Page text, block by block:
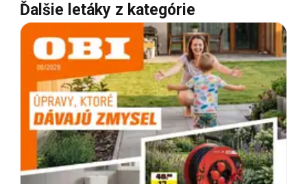
Ďalšie letáky z kategórie